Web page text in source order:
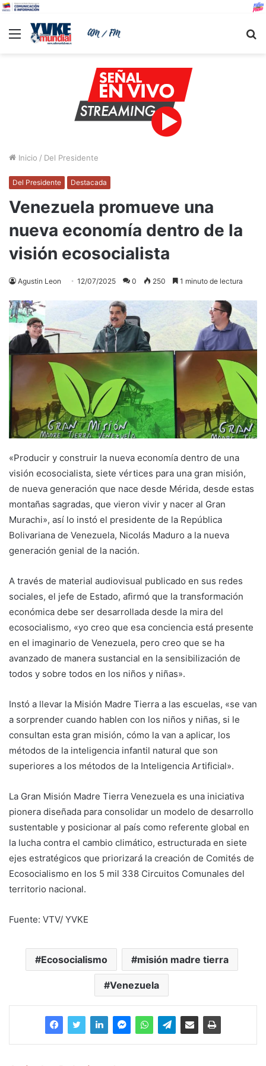
Menu
Inicio / Del Presidente
Del Presidente Destacada
Venezuela promueve una
nueva economía dentro de la
visión ecosocialista
Agustin Leon 12/07/2025 0 250 1 minuto de lectura
«Producir y construir la nueva economía dentro de una
visión ecosocialista, siete vértices para una gran misión,
de nueva generación que nace desde Mérida, desde estas
montañas sagradas, que vieron vivir y nacer al Gran
Murachi», así lo instó el presidente de la República
Bolivariana de Venezuela, Nicolás Maduro a la nueva
generación genial de la nación.
A través de material audiovisual publicado en sus redes
sociales, el jefe de Estado, afirmó que la transformación
económica debe ser desarrollada desde la mira del
ecosocialismo, «yo creo que esa conciencia está presente
en el imaginario de Venezuela, pero creo que se ha
avanzado de manera sustancial en la sensibilización de
todos y sobre todos en los niños y niñas».
Instó a llevar la Misión Madre Tierra a las escuelas, «se van
a sorprender cuando hablen con los niños y niñas, si le
consultan esta gran misión, cómo la van a aplicar, los
métodos de la inteligencia infantil natural que son
superiores a los métodos de la Inteligencia Artificial».
La Gran Misión Madre Tierra Venezuela es una iniciativa
pionera diseñada para consolidar un modelo de desarrollo
sustentable y posicionar al país como referente global en
la lucha contra el cambio climático, estructurada en siete
ejes estratégicos que priorizará la creación de Comités de
Ecosocialismo en los 5 mil 338 Circuitos Comunales del
territorio nacional.
Fuente: VTV/ YVKE
Ecosocialismo misión madre tierra
Venezuela